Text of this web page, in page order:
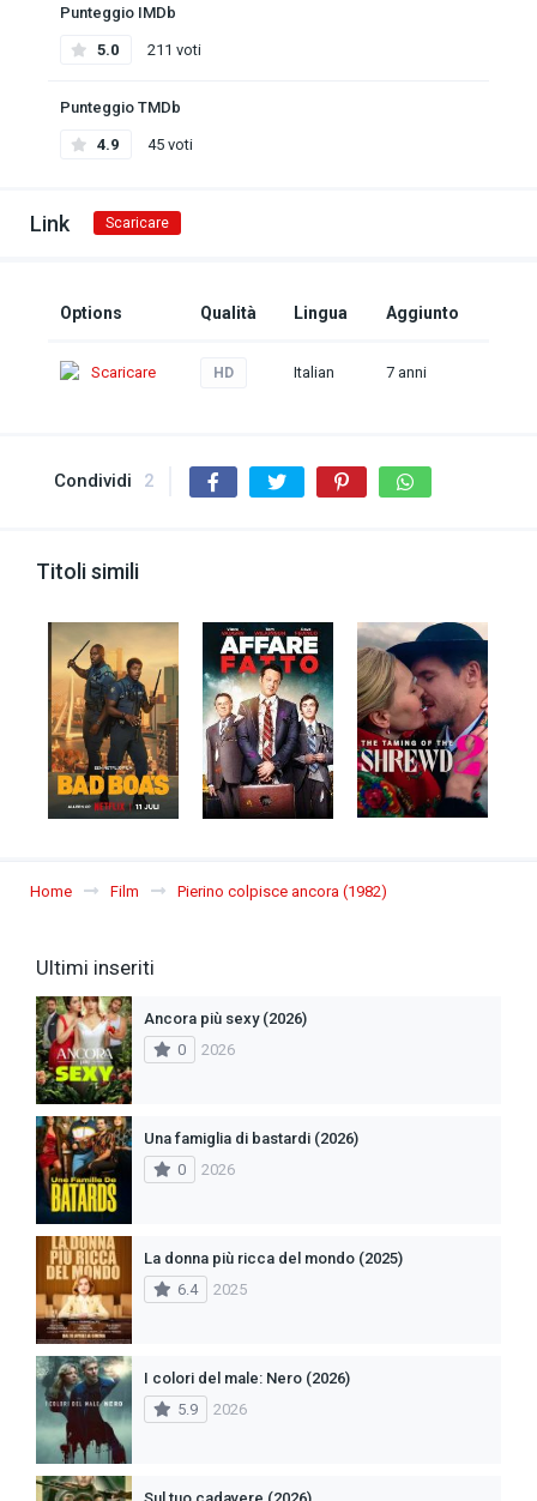
Punteggio IMDb
5.0 211 voti
Punteggio TMDb
4.9 45 voti
Link Scaricare
Options Qualità Lingua Aggiunto
Scaricare HD Italian 7 anni
Condividi 2
Titoli simili
Home Film Pierino colpisce ancora (1982)
Ultimi inseriti
Ancora più sexy (2026)
0
2026
Una famiglia di bastardi (2026)
0
2026
La donna più ricca del mondo (2025)
6.4
2025
I colori del male: Nero (2026)
5.9
2026